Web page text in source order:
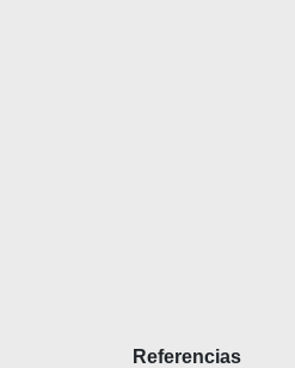
Referencias